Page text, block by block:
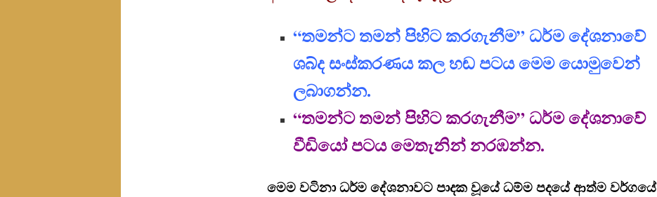
“තමන්ට තමන් පිහිට කරගැනීම” ධර්ම දේශනාවේ
ශබ්ද සංස්කරණය කල හඬ පටය මෙම යොමුවෙන්
ලබාගන්න.
“තමන්ට තමන් පිහිට කරගැනීම” ධර්ම දේශනාවේ
වීඩියෝ පටය මෙතැනින් නරඹන්න.
මෙම වටිනා ධර්ම දේශනාවට පාදක වූයේ ධම්ම පදයේ ආත්ම වර්ගයේ